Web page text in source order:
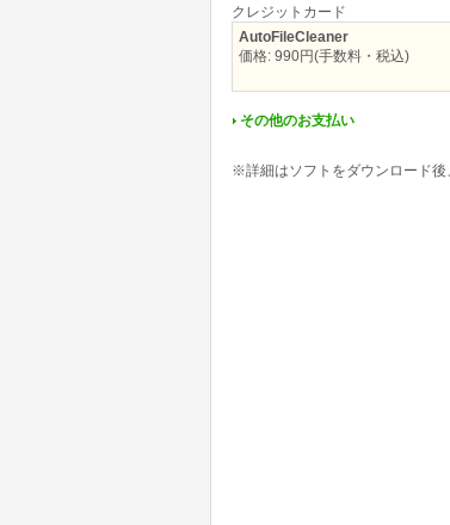
クレジットカード
AutoFileCleaner
価格: 990円(手数料・税込)
その他のお支払い
※詳細はソフトをダウンロード後